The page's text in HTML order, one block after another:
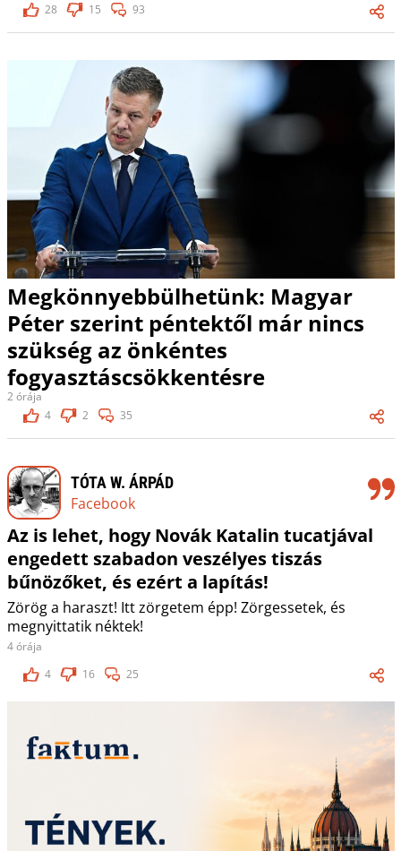
28
15 93
Megkönnyebbülhetünk: Magyar
Péter szerint péntektől már nincs
szükség az önkéntes
fogyasztáscsökkentésre
2 órája
4
2 35
TÓTA W. ÁRPÁD
Facebook
Az is lehet, hogy Novák Katalin tucatjával
engedett szabadon veszélyes tiszás
bűnözőket, és ezért a lapítás!
Zörög a haraszt! Itt zörgetem épp! Zörgessetek, és
megnyittatik néktek!
4 órája
4
16 25